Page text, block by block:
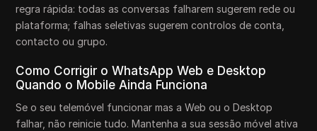
regra rápida: todas as conversas falharem sugerem rede ou
plataforma; falhas seletivas sugerem controlos de conta,
contacto ou grupo.
Como Corrigir o WhatsApp Web e Desktop
Quando o Mobile Ainda Funciona
Se o seu telemóvel funcionar mas a Web ou o Desktop
falhar, não reinicie tudo. Mantenha a sua sessão móvel ativa